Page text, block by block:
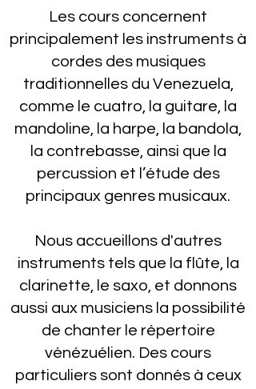
Les cours concernent
principalement les instruments à
cordes des musiques
traditionnelles du Venezuela,
comme le cuatro, la guitare, la
mandoline, la harpe, la bandola,
la contrebasse, ainsi que la
percussion et l’étude des
principaux genres musicaux.
Nous accueillons d'autres
instruments tels que la flûte, la
clarinette, le saxo, et donnons
aussi aux musiciens la possibilité
de chanter le répertoire
vénézuélien. Des cours
particuliers sont donnés à ceux